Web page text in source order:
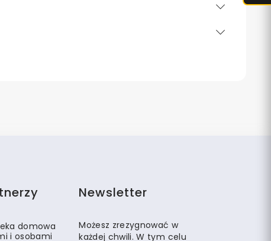
domowa
i osobami
Newsletter
Możesz zrezygnować w
każdej chwili. W tym celu